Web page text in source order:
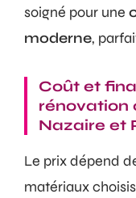
soigné pour une
moderne,
Coût et
rénovation
Nazaire et
Le prix dépend
matériaux